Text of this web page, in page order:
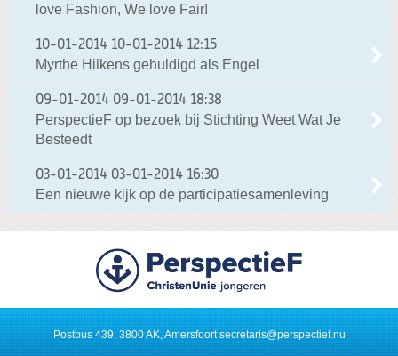
love Fashion, We love Fair!
10-01-2014 10-01-2014 12:15
Myrthe Hilkens gehuldigd als Engel
09-01-2014 09-01-2014 18:38
PerspectieF op bezoek bij Stichting Weet Wat Je
Besteedt
03-01-2014 03-01-2014 16:30
Een nieuwe kijk op de participatiesamenleving
Postbus 439, 3800 AK, Amersfoortsecretaris@perspectief.nu